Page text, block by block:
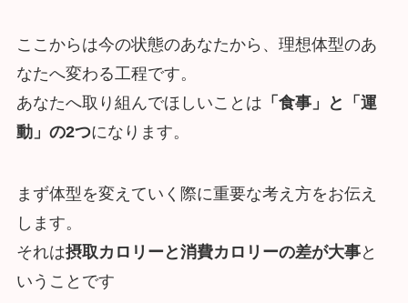
ここからは今の状態のあなたから、理想体型のあ
なたへ変わる工程です。
あなたへ取り組んでほしいことは 「食事」と「運
動」の2つになります。
まず体型を変えていく際に重要な考え方をお伝え
します。
それは摂取カロリーと消費カロリーの差が大事と
いうことです